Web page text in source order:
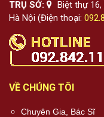
TRỤ SỞ:
Biệt thự 16,
Hà Nội (Điện thoại:
VỀ CHÚNG TÔI
Chuyên Gia, Bác Sĩ